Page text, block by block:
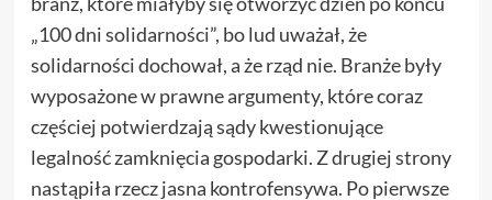
„100 dni solidarności”, bo lud uważał, że
solidarności dochował, a że rząd nie. Branże były
wyposażone w prawne argumenty, które coraz
częściej potwierdzają sądy kwestionujące
legalność zamknięcia gospodarki. Z drugiej strony
nastąpiła rzecz jasna kontrofensywa. Po pierwsze